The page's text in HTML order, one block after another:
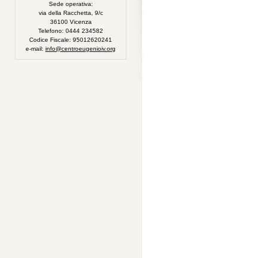
Sede operativa:
via della Racchetta, 9/c
36100 Vicenza
Telefono: 0444 234582
Codice Fiscale: 95012620241
e-mail: info@centroeugenioiv.org